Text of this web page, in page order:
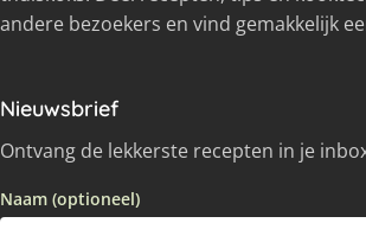
andere bezoekers en vind gemakkelijk
Nieuwsbrief
Ontvang de lekkerste recepten in je
Naam (optioneel)